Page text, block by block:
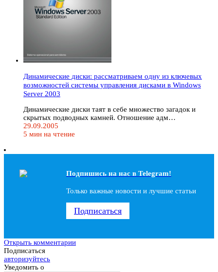
Динамические диски: рассматриваем одну из ключевых
возможностей системы управления дисками в Windows
Server 2003
Динамические диски таят в себе множество загадок и
скрытых подводных камней. Отношение адм…
29.09.2005
5 мин на чтение
Подпишись на наc в Telegram!
Только важные новости и лучшие статьи
Подписаться
Открыть комментарии
Подписаться
авторизуйтесь
Уведомить о